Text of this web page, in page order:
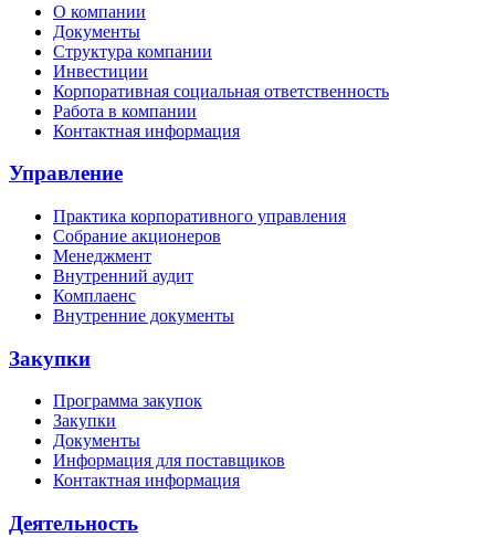
О компании
Документы
Структура компании
Инвестиции
Корпоративная социальная ответственность
Работа в компании
Контактная информация
Управление
Практика корпоративного управления
Собрание акционеров
Менеджмент
Внутренний аудит
Комплаенс
Внутренние документы
Закупки
Программа закупок
Закупки
Документы
Информация для поставщиков
Контактная информация
Деятельность